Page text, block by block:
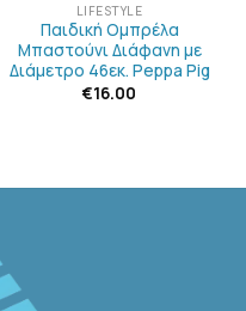
LIFESTYLE
Παιδική Ομπρέλα
Μπαστούνι Διάφανη με
Διάμετρο 46εκ. Peppa Pig
€16.00